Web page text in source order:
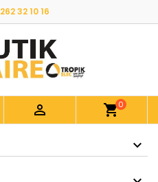
32 10 16
 shopping_cart0